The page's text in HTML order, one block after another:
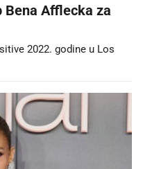
Afflecka za
2022. godine u Los